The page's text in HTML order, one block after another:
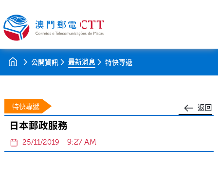
公開資訊 最新消息 特快專遞
返回
特快專遞
日本郵政服務
25/11/2019 9:27 AM